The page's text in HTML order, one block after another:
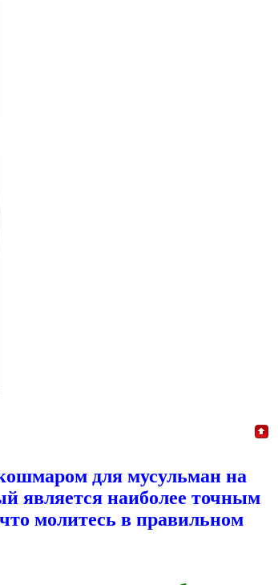
для мусульман на
является наиболее точным
молитесь в правильном